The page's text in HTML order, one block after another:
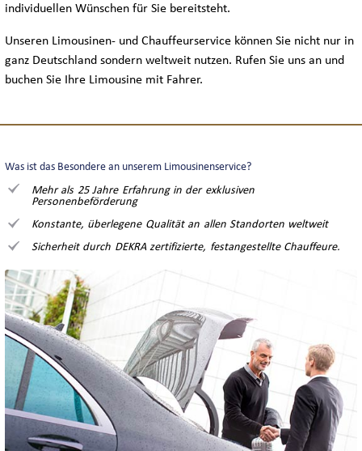
TELEFON & E-MAIL
SCHNELLANFRAGE / BUCHUNG
UNTERNEHMEN
PARTNER UND KOOPERATIONEN
NEWS
INTERLINE KÖLN NEWS
individuellen Wünschen für Sie bereitsteht.
Unseren Limousinen- und Chauffeurservice können Sie nicht nur in
ganz Deutschland sondern weltweit nutzen. Rufen Sie uns an und
buchen Sie Ihre Limousine mit Fahrer.
Was ist das Besondere an unserem Limousinenservice?
Mehr als 25 Jahre Erfahrung in der exklusiven
Personenbeförderung
Konstante, überlegene Qualität an allen Standorten weltweit
Sicherheit durch DEKRA zertifizierte, festangestellte Chauffeure.